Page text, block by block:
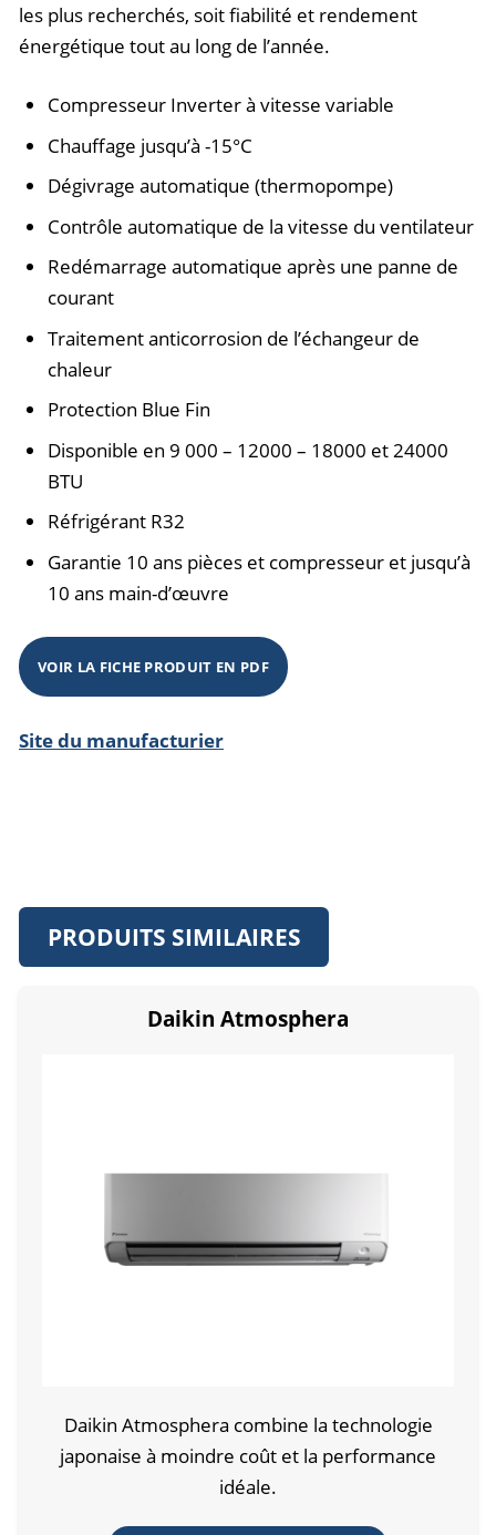
les plus recherchés, soit fiabilité et rendement
énergétique tout au long de l’année.
Compresseur Inverter à vitesse variable
Chauffage jusqu’à -15°C
Dégivrage automatique (thermopompe)
Contrôle automatique de la vitesse du ventilateur
Redémarrage automatique après une panne de
courant
Traitement anticorrosion de l’échangeur de
chaleur
Protection Blue Fin
Disponible en 9 000 – 12000 – 18000 et 24000
BTU
Réfrigérant R32
Garantie 10 ans pièces et compresseur et jusqu’à
10 ans main-d’œuvre
VOIR LA FICHE PRODUIT EN PDF
Site du manufacturier
PRODUITS SIMILAIRES
Daikin Atmosphera
Daikin Atmosphera combine la technologie
japonaise à moindre coût et la performance
idéale.